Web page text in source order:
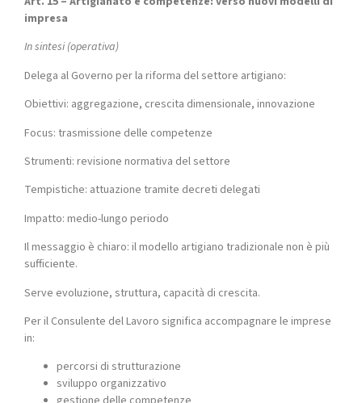
impresa
In sintesi (operativa)
Delega al Governo per la riforma del settore artigiano:
Obiettivi: aggregazione, crescita dimensionale, innovazione
Focus: trasmissione delle competenze
Strumenti: revisione normativa del settore
Tempistiche: attuazione tramite decreti delegati
Impatto: medio-lungo periodo
Il messaggio è chiaro: il modello artigiano tradizionale non è più
sufficiente.
Serve evoluzione, struttura, capacità di crescita.
Per il Consulente del Lavoro significa accompagnare le imprese
in:
percorsi di strutturazione
sviluppo organizzativo